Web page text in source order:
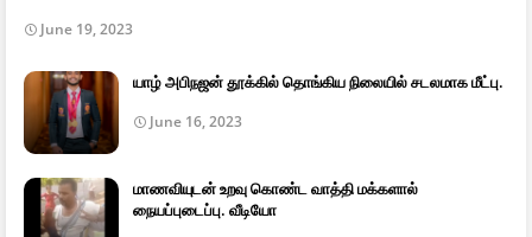
June 19, 2023
யாழ் அபிநஜன் தூக்கில் தொங்கிய நிலையில் சடலமாக மீட்பு.
June 16, 2023
மாணவியுடன் உறவு கொண்ட வாத்தி மக்களால்
நையப்புடைப்பு. வீடியோ